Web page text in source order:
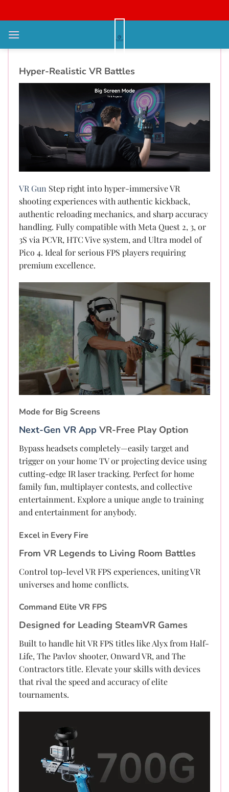
qua
nội
VR Combat Gear Onward Shooter
Hyper-Realistic VR Battles
VR Gun Step right into hyper-immersive VR
shooting experiences with authentic kickback,
authentic reloading mechanics, and sharp accuracy
handling. Fully compatible with Meta Quest 2, 3, or
3S via PCVR, HTC Vive system, and Ultra model of
Pico 4. Ideal for serious FPS players requiring
premium excellence.
Mode for Big Screens
Next-Gen VR App VR-Free Play Option
Bypass headsets completely—easily target and
trigger on your home TV or projecting device using
cutting-edge IR laser tracking. Perfect for home
family fun, multiplayer contests, and collective
entertainment. Explore a unique angle to training
and entertainment for anybody.
Excel in Every Fire
From VR Legends to Living Room Battles
Control top-level VR FPS experiences, uniting VR
universes and home conflicts.
Command Elite VR FPS
Designed for Leading SteamVR Games
Built to handle hit VR FPS titles like Alyx from Half-
Life, The Pavlov shooter, Onward VR, and The
Contractors title. Elevate your skills with devices
that rival the speed and accuracy of elite
tournaments.